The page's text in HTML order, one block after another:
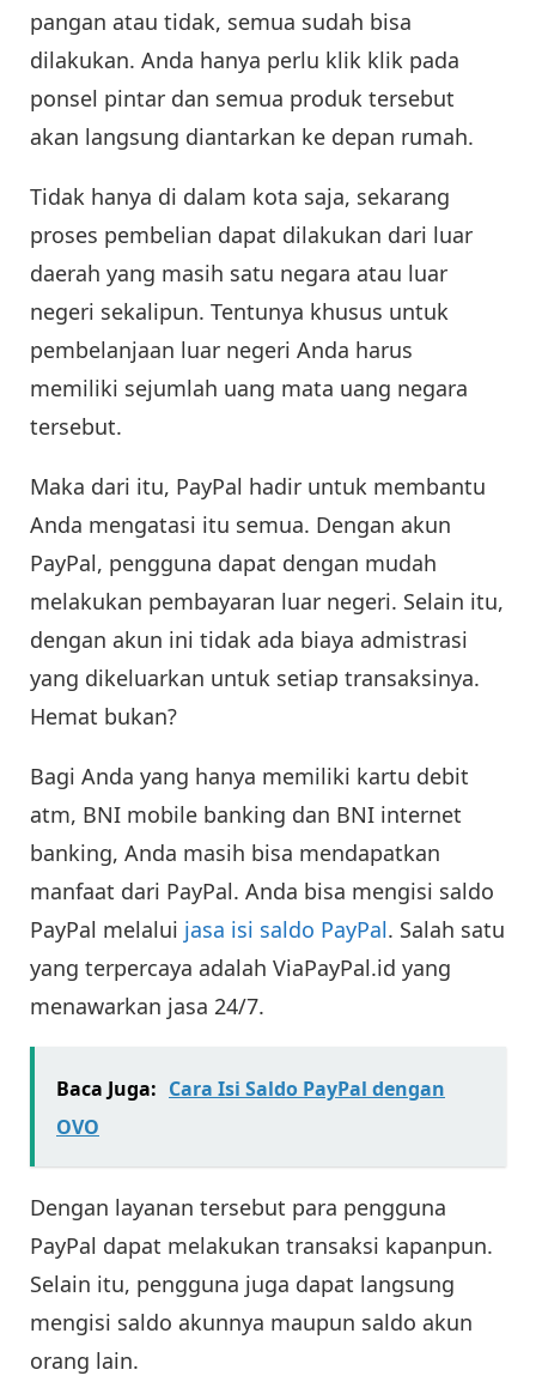
pangan atau tidak, semua sudah bisa
dilakukan. Anda hanya perlu klik klik pada
ponsel pintar dan semua produk tersebut
akan langsung diantarkan ke depan rumah.
Tidak hanya di dalam kota saja, sekarang
proses pembelian dapat dilakukan dari luar
daerah yang masih satu negara atau luar
negeri sekalipun. Tentunya khusus untuk
pembelanjaan luar negeri Anda harus
memiliki sejumlah uang mata uang negara
tersebut.
Maka dari itu, PayPal hadir untuk membantu
Anda mengatasi itu semua. Dengan akun
PayPal, pengguna dapat dengan mudah
melakukan pembayaran luar negeri. Selain itu,
dengan akun ini tidak ada biaya admistrasi
yang dikeluarkan untuk setiap transaksinya.
Hemat bukan?
Bagi Anda yang hanya memiliki kartu debit
atm, BNI mobile banking dan BNI internet
banking, Anda masih bisa mendapatkan
manfaat dari PayPal. Anda bisa mengisi saldo
PayPal melalui jasa isi saldo PayPal. Salah satu
yang terpercaya adalah ViaPayPal.id yang
menawarkan jasa 24/7.
Baca Juga: Cara Isi Saldo PayPal dengan
OVO
Dengan layanan tersebut para pengguna
PayPal dapat melakukan transaksi kapanpun.
Selain itu, pengguna juga dapat langsung
mengisi saldo akunnya maupun saldo akun
orang lain.